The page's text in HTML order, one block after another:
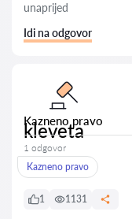
unaprijed
Idi na odgovor
Kazneno pravo
kleveta
1 odgovor
Kazneno pravo
1 1131